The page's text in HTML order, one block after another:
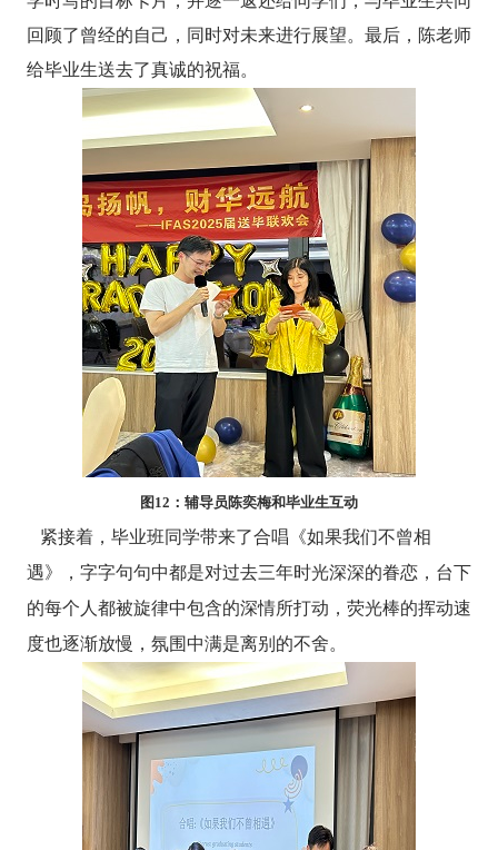
回顾了曾经的自己，同时对未来进行展望。最后，陈老师
给毕业生送去了真诚的祝福。
图 12 ：辅导员陈奕梅和毕业生互动
紧接着，毕业班同学带来了合唱《如果我们不曾相
遇》，字字句句中都是对过去三年时光深深的眷恋，台下
的每个人都被旋律中包含的深情所打动，荧光棒的挥动速
度也逐渐放慢，氛围中满是离别的不舍。